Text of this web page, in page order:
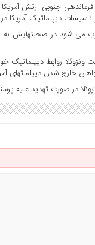
فرماندهی جنوبی ارتش
دیپلماتیک آمریکا
می شود در
روابط دیپلماتیک
خارج شدن دیپلماتهای
در صورت تهدید علیه